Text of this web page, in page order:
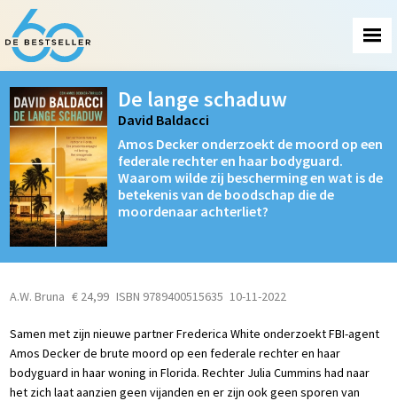
De lange schaduw
David Baldacci
Amos Decker onderzoekt de moord op een
federale rechter en haar bodyguard.
Waarom wilde zij bescherming en wat is de
betekenis van de boodschap die de
moordenaar achterliet?
A.W. Bruna € 24,99 ISBN 9789400515635 10-11-2022
Samen met zijn nieuwe partner Frederica White onderzoekt FBI-agent
Amos Decker de brute moord op een federale rechter en haar
bodyguard in haar woning in Florida. Rechter Julia Cummins had naar
het zich laat aanzien geen vijanden en er zijn ook geen sporen van